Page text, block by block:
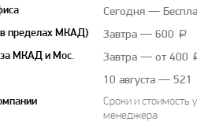
Сегодня —
пределах МКАД) Завтра — 600 a
МКАД и Мос.
Завтра — от 400
10 августа — 521
Сроки и стоимость
менеджера